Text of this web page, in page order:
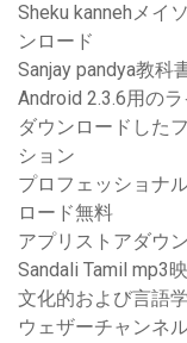
Sheku kannehメイ
ンロード
Sanjay pandya教科
Android 2.3.6用の
ダウンロードした
ション
プロフェッショナ
ロード無料
アプリストアダウ
Sandali Tamil mp3
文化的および言語
ウェザーチャンネ